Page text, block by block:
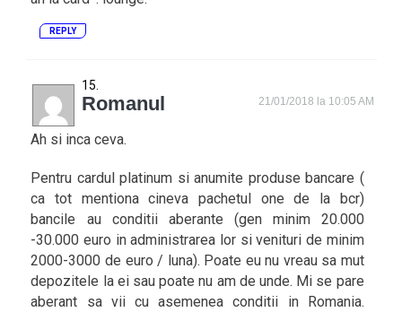
REPLY
Romanul 21/01/2018 la 10:05 AM
Ah si inca ceva.
Pentru cardul platinum si anumite produse bancare (
ca tot mentiona cineva pachetul one de la bcr)
bancile au conditii aberante (gen minim 20.000
-30.000 euro in administrarea lor si venituri de minim
2000-3000 de euro / luna). Poate eu nu vreau sa mut
depozitele la ei sau poate nu am de unde. Mi se pare
aberant sa vii cu asemenea conditii in Romania.